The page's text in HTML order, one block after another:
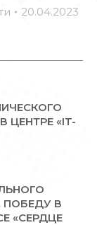
20.04.2023
«IT-
В
«СЕРДЦЕ